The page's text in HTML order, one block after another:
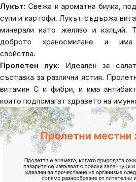
Лукът: Свежа и ароматна билка,
супи и картофи. Лукът съдържа
минерали като желязо и калций.
доброто храносмилане и има
свойства.
Пролетен лук: Идеален за
съставка за различни ястия.
витамин C и фибри, и има
които подпомагат здравето на